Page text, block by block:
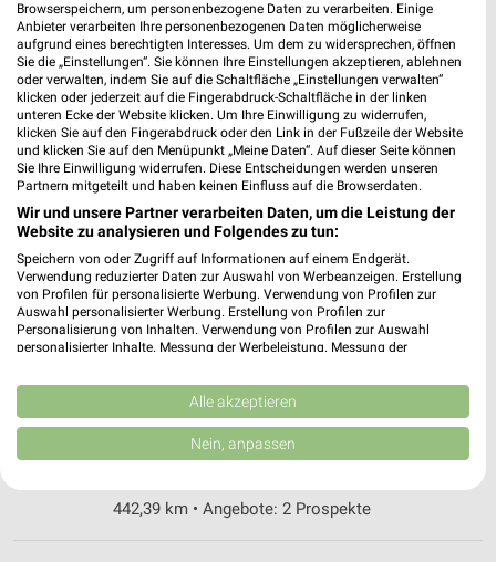
Lidl Recklinghausen
Ölpfad 8
45665 Recklinghausen
Heute 07:00 - 21:00 Uhr | Geöffnet
434,85 km • Angebote: 2 Prospekte
Lidl Dorsten
Borkener Str. 43
46284 Dorsten
Heute 07:00 - 21:00 Uhr | Geöffnet
449,76 km • Angebote: 2 Prospekte
Lidl Gelsenkirchen
Engelbertstraße 47
45892 Gelsenkirchen
442,39 km • Angebote: 2 Prospekte
Browserspeichern, um personenbezogene Daten zu verarbeiten. Einige
Anbieter verarbeiten Ihre personenbezogenen Daten möglicherweise
aufgrund eines berechtigten Interesses. Um dem zu widersprechen, öffnen
Sie die „Einstellungen“. Sie können Ihre Einstellungen akzeptieren, ablehnen
oder verwalten, indem Sie auf die Schaltfläche „Einstellungen verwalten“
klicken oder jederzeit auf die Fingerabdruck-Schaltfläche in der linken
unteren Ecke der Website klicken. Um Ihre Einwilligung zu widerrufen,
klicken Sie auf den Fingerabdruck oder den Link in der Fußzeile der Website
und klicken Sie auf den Menüpunkt „Meine Daten“. Auf dieser Seite können
Sie Ihre Einwilligung widerrufen. Diese Entscheidungen werden unseren
Partnern mitgeteilt und haben keinen Einfluss auf die Browserdaten.
Wir und unsere Partner verarbeiten Daten, um die Leistung der
Website zu analysieren und Folgendes zu tun:
Speichern von oder Zugriff auf Informationen auf einem Endgerät.
Verwendung reduzierter Daten zur Auswahl von Werbeanzeigen. Erstellung
von Profilen für personalisierte Werbung. Verwendung von Profilen zur
Auswahl personalisierter Werbung. Erstellung von Profilen zur
Personalisierung von Inhalten. Verwendung von Profilen zur Auswahl
personalisierter Inhalte. Messung der Werbeleistung. Messung der
Kombinationen von Daten aus verschiedenen Quellen. Entwicklung und
Verbesserung der Angebote. Verwendung reduzierter Daten zur Auswahl
von Inhalten.
Daten können außerhalb der Europäischen Union weitergegeben und in die
USA gesendet werden.
Website/App.
Alle akzeptieren
Nein, anpassen